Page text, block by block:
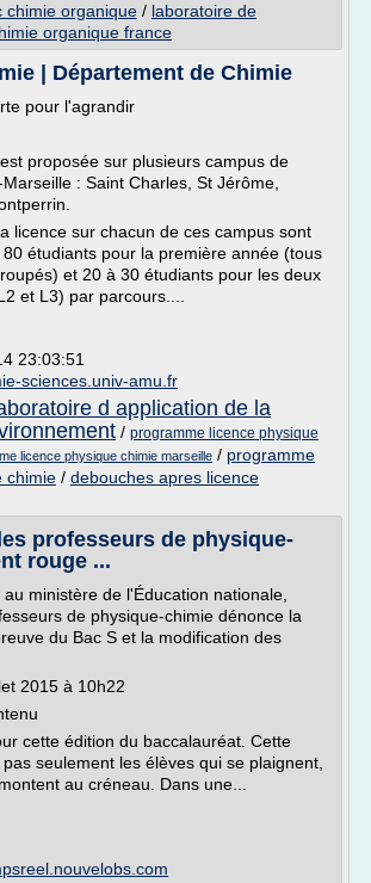
chimie organique / laboratoire de
organique france
| Département de Chimie
pour l'agrandir
proposée sur plusieurs campus de
: Saint Charles, St Jérôme,
licence sur chacun de ces campus sont
étudiants pour la première année (tous
et 20 à 30 étudiants pour les deux
et L3) par parcours....
23:03:51
sciences.univ-amu.fr
d application de la
/ programme licence physique
licence physique chimie marseille / programme
chimie / debouches apres licence
professeurs de physique-
rouge ...
ministère de l'Éducation nationale,
de physique-chimie dénonce la
du Bac S et la modification des
2015 à 10h22
cette édition du baccalauréat. Cette
seulement les élèves qui se plaignent,
au créneau. Dans une...